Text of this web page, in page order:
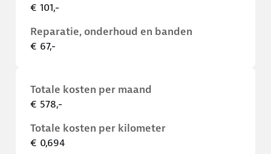
€ 101,-
Reparatie, onderhoud en banden
€ 67,-
Totale kosten per maand
€ 578,-
Totale kosten per kilometer
€ 0,694